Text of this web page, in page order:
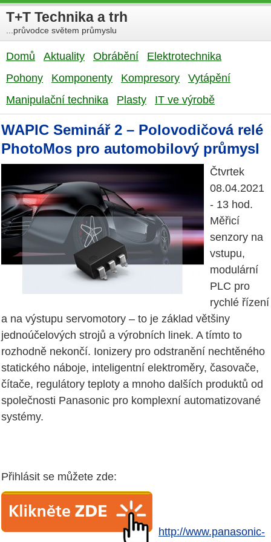
T+T Technika a trh
...průvodce světem průmyslu
Domů Aktuality Obrábění
Elektrotechnika
Pohony
Komponenty Kompresory
Vytápění
Manipulační technika
Plasty IT ve výrobě
WAPIC Seminář 2 – Polovodičová relé
PhotoMos pro automobilový průmysl
Čtvrtek
08.04.2021
- 13 hod.
Měřicí
senzory na
vstupu,
modulární
PLC pro
rychlé řízení
a na výstupu servomotory – to je základ většiny
jednoúčelových strojů a výrobních linek. A tímto to
rozhodně nekončí. Ionizery pro odstranění nechtěného
statického náboje, inteligentní elektroměry, časovače,
čítače, regulátory teploty a mnoho dalších produktů od
společnosti Panasonic pro komplexní automatizované
systémy.
Přihlásit se můžete zde:
http://www.panasonic-